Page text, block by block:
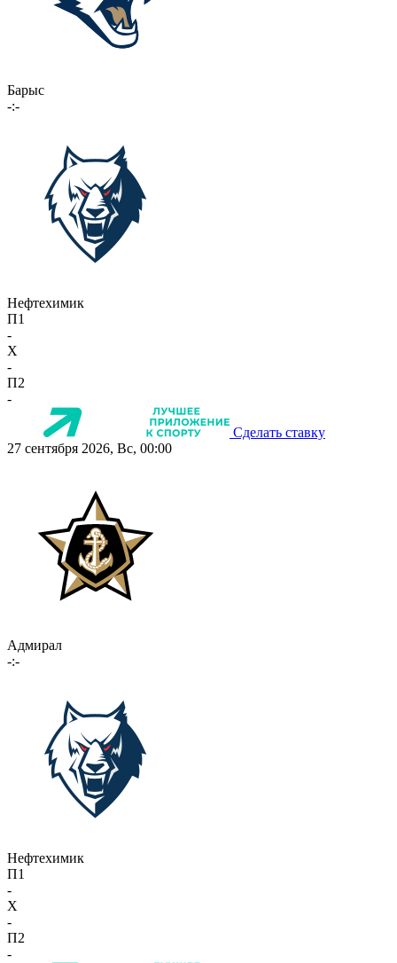
Барыс
-:-
Нефтехимик
П1
-
X
-
П2
-
Сделать ставку
27 сентября 2026, Вс, 00:00
Адмирал
-:-
Нефтехимик
П1
-
X
-
П2
-